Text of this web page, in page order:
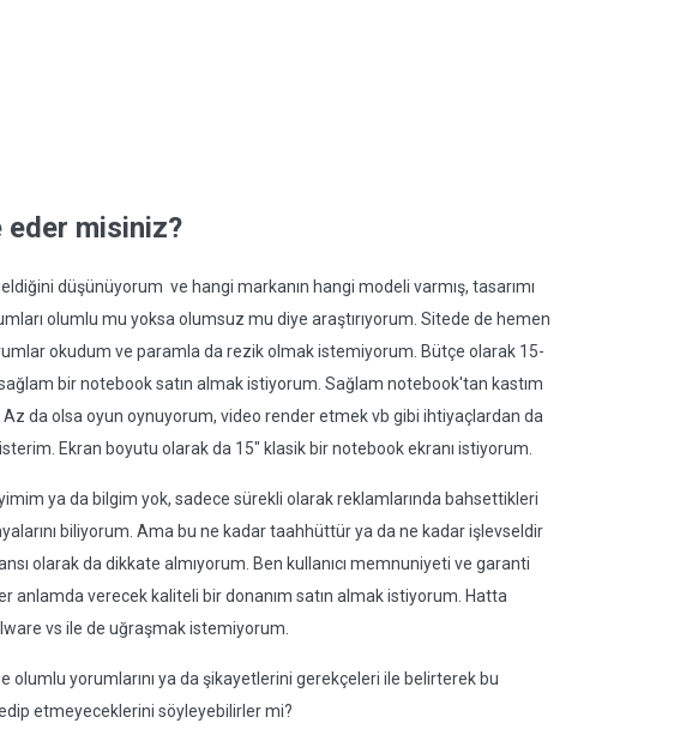
misiniz?
düşünüyorum ve hangi markanın hangi modeli varmış, tasarımı
olumlu mu yoksa olumsuz mu diye araştırıyorum. Sitede de hemen
okudum ve paramla da rezik olmak istemiyorum. Bütçe olarak 15-
bir notebook satın almak istiyorum. Sağlam notebook'tan kastım
Az da olsa oyun oynuyorum, video render etmek vb gibi ihtiyaçlardan da
Ekran boyutu olarak da 15" klasik bir notebook ekranı istiyorum.
ya da bilgim yok, sadece sürekli olarak reklamlarında bahsettikleri
biliyorum. Ama bu ne kadar taahhüttür ya da ne kadar işlevseldir
olarak da dikkate almıyorum. Ben kullanıcı memnuniyeti ve garanti
anlamda verecek kaliteli bir donanım satın almak istiyorum. Hatta
vs ile de uğraşmak istemiyorum.
yorumlarını ya da şikayetlerini gerekçeleri ile belirterek bu
etmeyeceklerini söyleyebilirler mi?